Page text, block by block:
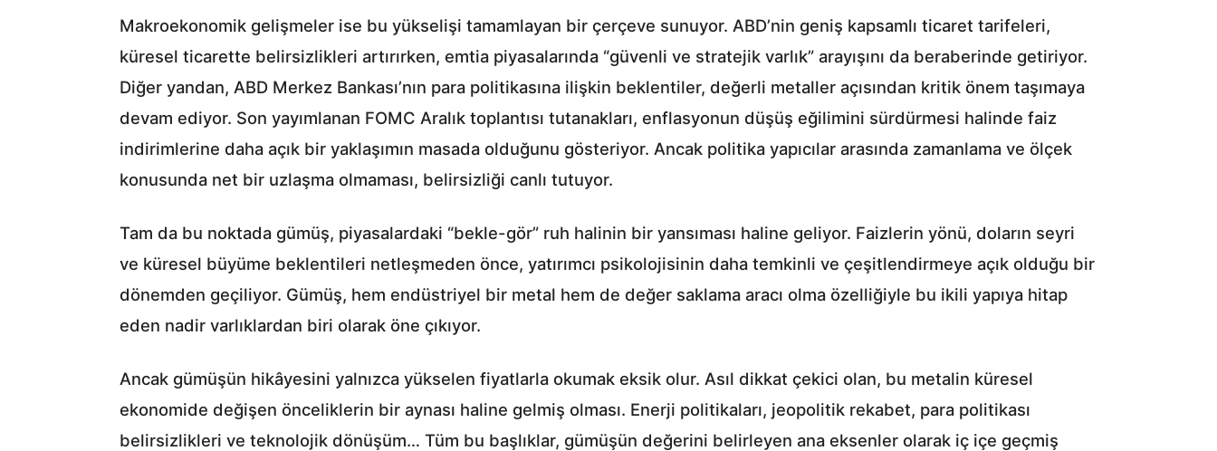
Makroekonomik gelişmeler ise bu yükselişi tamamlayan bir çerçeve sunuyor. ABD’nin geniş kapsamlı ticaret tarifeleri,
küresel ticarette belirsizlikleri artırırken, emtia piyasalarında “güvenli ve stratejik varlık” arayışını da beraberinde getiriyor.
Diğer yandan, ABD Merkez Bankası’nın para politikasına ilişkin beklentiler, değerli metaller açısından kritik önem taşımaya
devam ediyor. Son yayımlanan FOMC Aralık toplantısı tutanakları, enflasyonun düşüş eğilimini sürdürmesi halinde faiz
indirimlerine daha açık bir yaklaşımın masada olduğunu gösteriyor. Ancak politika yapıcılar arasında zamanlama ve ölçek
konusunda net bir uzlaşma olmaması, belirsizliği canlı tutuyor.
Tam da bu noktada gümüş, piyasalardaki “bekle-gör” ruh halinin bir yansıması haline geliyor. Faizlerin yönü, doların seyri
ve küresel büyüme beklentileri netleşmeden önce, yatırımcı psikolojisinin daha temkinli ve çeşitlendirmeye açık olduğu bir
dönemden geçiliyor. Gümüş, hem endüstriyel bir metal hem de değer saklama aracı olma özelliğiyle bu ikili yapıya hitap
eden nadir varlıklardan biri olarak öne çıkıyor.
Ancak gümüşün hikâyesini yalnızca yükselen fiyatlarla okumak eksik olur. Asıl dikkat çekici olan, bu metalin küresel
ekonomide değişen önceliklerin bir aynası haline gelmiş olması. Enerji politikaları, jeopolitik rekabet, para politikası
belirsizlikleri ve teknolojik dönüşüm… Tüm bu başlıklar, gümüşün değerini belirleyen ana eksenler olarak iç içe geçmiş